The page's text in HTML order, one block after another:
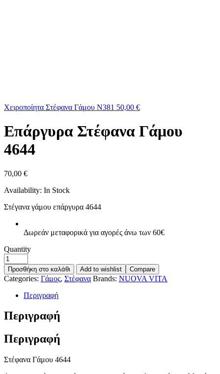
Χειροποίητα Στέφανα Γάμου Ν381 50,00 €
Επάργυρα Στέφανα Γάμου
4644
70,00 €
Availability: In Stock
Στέγανα γάμου επάργυρα 4644
Δωρεάν μεταφορικά για αγορές άνω των 60€
Quantity
Προσθήκη στο καλάθι Add to wishlist Compare
Categories: Γάμος, Στέφανα Brands: NUOVA VITA
Περιγραφή
Περιγραφή
Περιγραφή
Στέφανα Γάμου 4644